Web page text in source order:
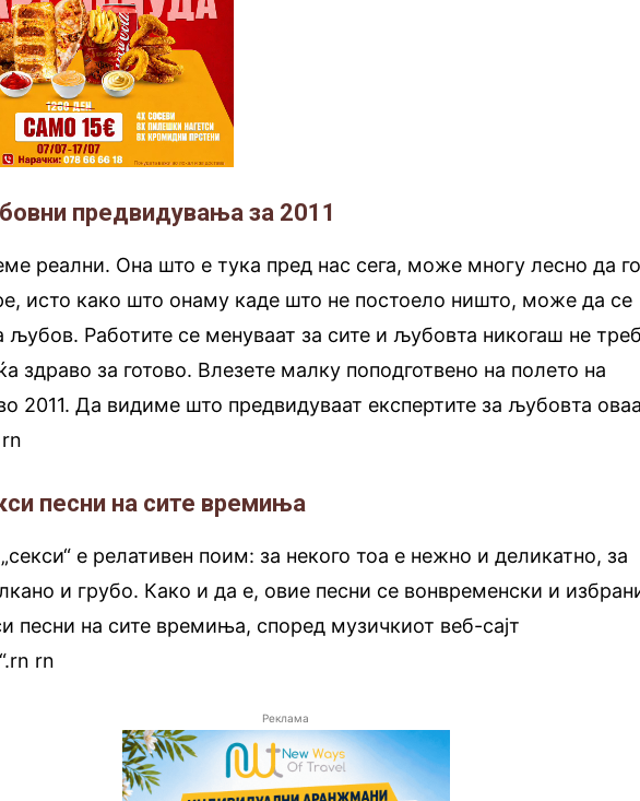
предвидувања за 2011
реални. Она што е тука пред нас сега, може многу лесно да
исто како што онаму каде што не постоело ништо, може да се
љубов. Работите се менуваат за сите и љубовта никогаш не
здраво за готово. Влезете малку поподготвено на полето на
2011. Да видиме што предвидуваат експертите за љубовта
rn
песни на сите времиња
е релативен поим: за некого тоа е нежно и деликатно, за
и грубо. Како и да е, овие песни се вонвременски и
песни на сите времиња, според музичкиот веб-сајт
“.rn rn
Реклама